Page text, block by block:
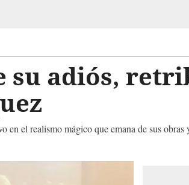
su adiós,
el realismo mágico que emana de sus obras